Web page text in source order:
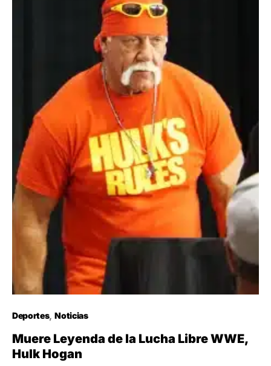
Deportes Noticias
Muere Leyenda de la Lucha Libre WWE,
Hulk Hogan